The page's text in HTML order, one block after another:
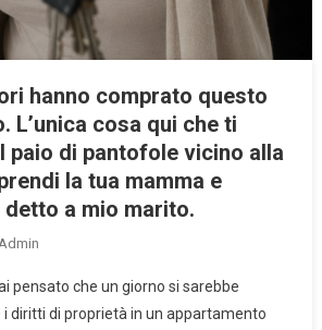
hanno comprato questo
L’unica cosa qui che ti
paio di pantofole vicino alla
la tua mamma e
a mio marito.
Admin
pensato che un giorno si sarebbe
diritti di proprietà in un appartamento